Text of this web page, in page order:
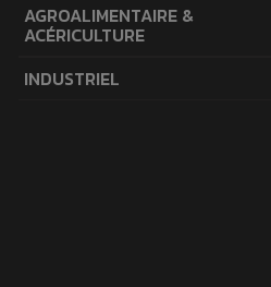
AGROALIMENTAIRE &
ACÉRICULTURE
INDUSTRIEL